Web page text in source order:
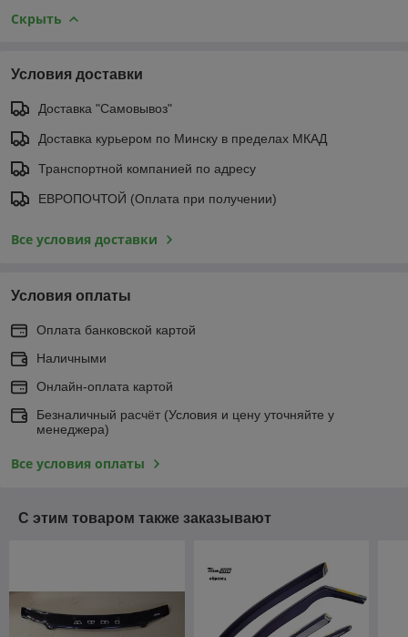
Скрыть
Условия доставки
Доставка "Самовывоз"
Доставка курьером по Минску в пределах МКАД
Транспортной компанией по адресу
ЕВРОПОЧТОЙ (Оплата при получении)
Все условия доставки
Условия оплаты
Оплата банковской картой
Наличными
Онлайн-оплата картой
Безналичный расчёт (Условия и цену уточняйте у
менеджера)
Все условия оплаты
С этим товаром также заказывают